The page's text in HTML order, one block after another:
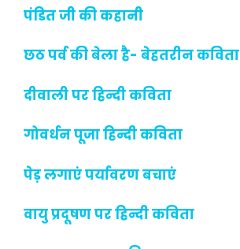
पंडित जी की कहानी
छठ पर्व की बेला है- बेहतरीन कविता
दीवाली पर हिन्दी कविता
गोवर्धन पूजा हिन्दी कविता
पेड़ लगाएं पर्यावरण बचाएं
वायु प्रदूषण पर हिन्दी कविता